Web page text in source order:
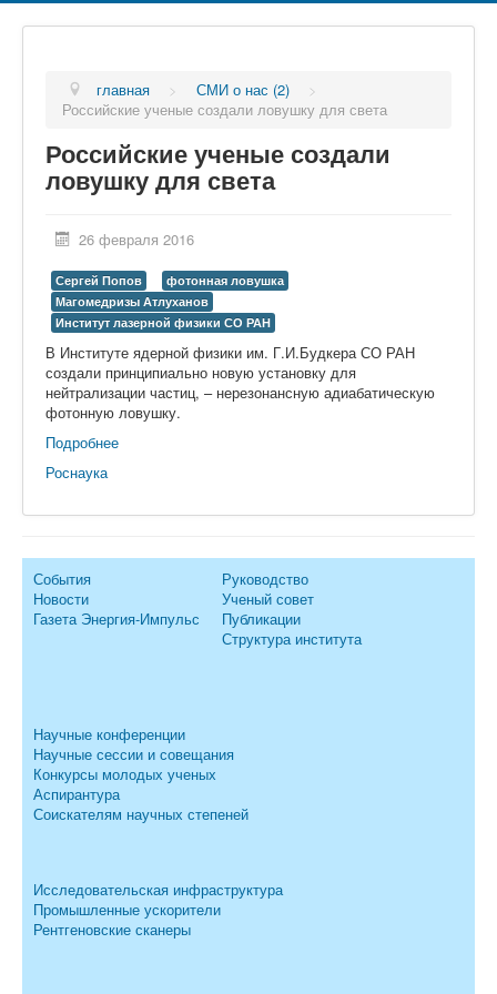
главная > СМИ о нас (2)
>
Российские ученые создали ловушку для света
Российские ученые создали
ловушку для света
26 февраля 2016
Сергей Попов
фотонная ловушка
Магомедризы Атлуханов
Институт лазерной физики СО РАН
В Институте ядерной физики им. Г.И.Будкера СО РАН
создали принципиально новую установку для
нейтрализации частиц, – нерезонансную адиабатическую
фотонную ловушку.
Подробнее
Роснаука
События
Новости
Газета Энергия-Импульс
Руководство
Ученый совет
Публикации
Структура института
Научные конференции
Научные сессии и совещания
Конкурсы молодых ученых
Аспирантура
Соискателям научных степеней
Исследовательская инфраструктура
Промышленные ускорители
Рентгеновские сканеры